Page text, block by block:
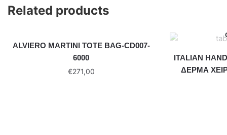
Related products
ALVIERO MARTINI TOTE BAG-CD007-
6000
€271,00
ITALIAN
ΔΕΡΜΑ